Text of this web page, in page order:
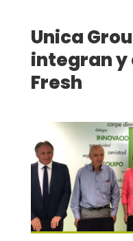
Unica
integran y
Fresh